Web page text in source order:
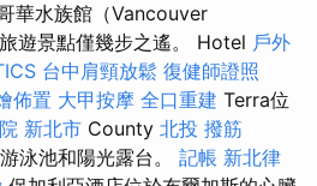
華水族館（Vancouver
遊景點僅幾步之遙。 Hotel 戶外
台中肩頸放鬆 復健師證照
佈置 大甲按摩 全口重建 Terra位
新北市 County 北投 撥筋
泳池和陽光露台。 記帳 新北律